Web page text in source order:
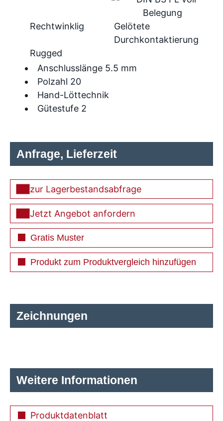
Anschlusslänge 5.5 mm
Polzahl 20
Hand-Löttechnik
Gütestufe 2
Rechtwinklig
Gelötete
Durchkontaktierung
Rugged
Zeichnungen
Weitere Informationen
Produktdatenblatt
Anfrage, Lieferzeit
zur Lagerbestandsabfrage
Jetzt Angebot anfordern
Gratis Muster
Produkt zum Produktvergleich hinzufügen